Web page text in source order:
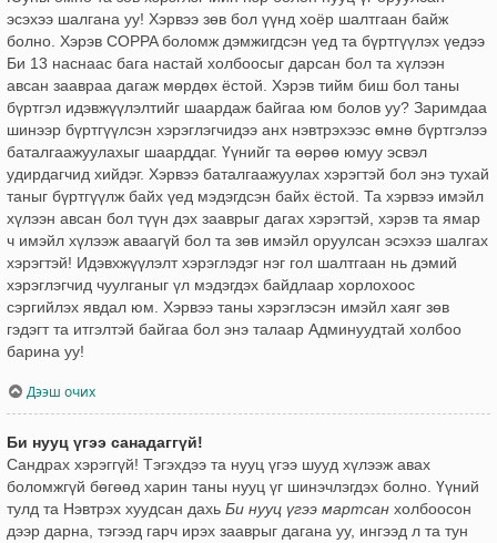
эсэхээ шалгана уу! Хэрвээ зөв бол үүнд хоёр шалтгаан байж
болно. Хэрэв COPPA боломж дэмжигдсэн үед та бүртгүүлэх үедээ
Би 13 наснаас бага настай холбоосыг дарсан бол та хүлээн
авсан заавраа дагаж мөрдөх ёстой. Хэрэв тийм биш бол таны
бүртгэл идэвжүүлэлтийг шаардаж байгаа юм болов уу? Заримдаа
шинээр бүртгүүлсэн хэрэглэгчидээ анх нэвтрэхээс өмнө бүртгэлээ
баталгаажуулахыг шаарддаг. Үүнийг та өөрөө юмуу эсвэл
удирдагчид хийдэг. Хэрвээ баталгаажуулах хэрэгтэй бол энэ тухай
таныг бүртгүүлж байх үед мэдэгдсэн байх ёстой. Та хэрвээ имэйл
хүлээн авсан бол түүн дэх зааврыг дагах хэрэгтэй, хэрэв та ямар
ч имэйл хүлээж аваагүй бол та зөв имэйл оруулсан эсэхээ шалгах
хэрэгтэй! Идэвхжүүлэлт хэрэглэдэг нэг гол шалтгаан нь дэмий
хэрэглэгчид чуулганыг үл мэдэгдэх байдлаар хорлохоос
сэргийлэх явдал юм. Хэрвээ таны хэрэглэсэн имэйл хаяг зөв
гэдэгт та итгэлтэй байгаа бол энэ талаар Админуудтай холбоо
барина уу!
Дээш очих
Би нууц үгээ санадаггүй!
Сандрах хэрэггүй! Тэгэхдээ та нууц үгээ шууд хүлээж авах
боломжгүй бөгөөд харин таны нууц үг шинэчлэгдэх болно. Үүний
тулд та Нэвтрэх хуудсан дахь Би нууц үгээ мартсан холбоосон
дээр дарна, тэгээд гарч ирэх зааврыг дагана уу, ингээд л та тун